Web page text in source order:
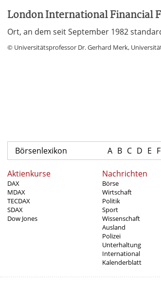
London International Financial
Ort, an dem seit September 1982
© Universitätsprofessor Dr. Gerhard Merk,
Börsenlexikon A B C D E F
Aktienkurse
DAX
MDAX
TECDAX
SDAX
Dow Jones
Nachrichten
Börse
Wirtschaft
Politik
Sport
Wissenschaft
Ausland
Polizei
Unterhaltung
International
Kalenderblatt